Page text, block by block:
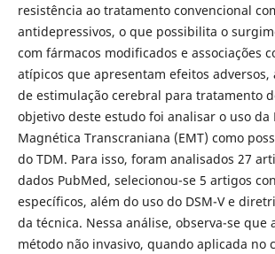
resistência ao tratamento convencional
antidepressivos, o que possibilita o
com fármacos modificados e associações
atípicos que apresentam efeitos adversos,
de estimulação cerebral para tratamento
objetivo deste estudo foi analisar o uso da
Magnética Transcraniana (EMT) como
do TDM. Para isso, foram analisados 27
dados PubMed, selecionou-se 5 artigos
específicos, além do uso do DSM-V e
da técnica. Nessa análise, observa-se que
método não invasivo, quando aplicada no